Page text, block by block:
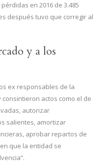
en 2016 de 3.485
después tuvo que corregir al
y a los
ex responsables de la
actos como el de
autorizar
salientes, amortizar
aprobar repartos de
que la entidad se